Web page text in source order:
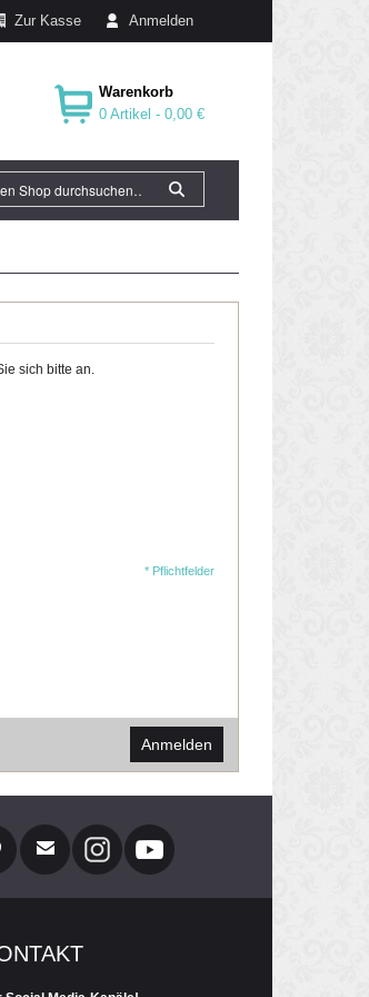
Zur Kasse Anmelden
Warenkorb
0 Artikel -0,00 €
sich bitte an.
* Pflichtfelder
Anmelden